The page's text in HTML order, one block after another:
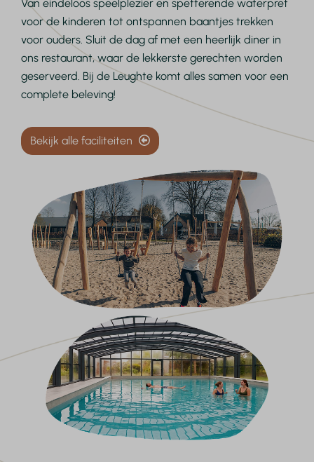
Van eindeloos speelplezier en spetterende waterpret
voor de kinderen tot ontspannen baantjes trekken
voor ouders. Sluit de dag af met een heerlijk diner in
ons restaurant, waar de lekkerste gerechten worden
geserveerd. Bij de Leughte komt alles samen voor een
complete beleving!
Bekijk alle faciliteiten